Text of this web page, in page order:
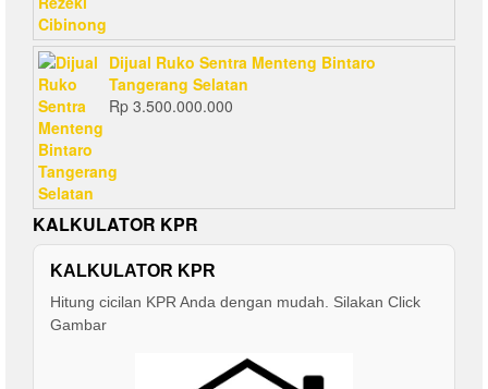
Dijual Ruko Sentra Menteng Bintaro
Tangerang Selatan
Rp 3.500.000.000
KALKULATOR KPR
KALKULATOR KPR
Hitung cicilan KPR Anda dengan mudah. Silakan Click
Gambar